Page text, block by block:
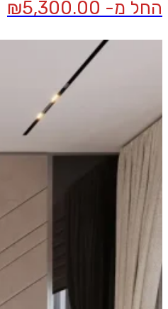
החל מ- ₪5,300.00